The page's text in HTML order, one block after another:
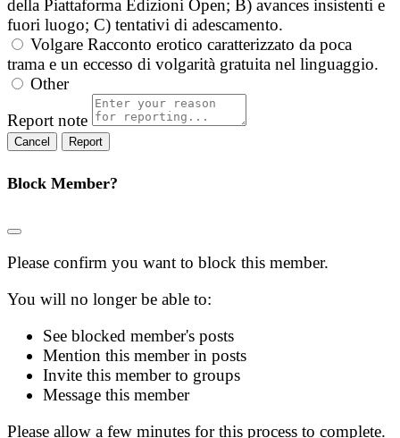
della Piattaforma Edizioni Open; B) avances insistenti e
fuori luogo; C) tentativi di adescamento.
Volgare Racconto erotico caratterizzato da poca
trama e un eccesso di volgarità gratuita nel linguaggio.
Other
Report note
Report
Block Member?
Please confirm you want to block this member.
You will no longer be able to:
See blocked member's posts
Mention this member in posts
Invite this member to groups
Message this member
Please allow a few minutes for this process to complete.